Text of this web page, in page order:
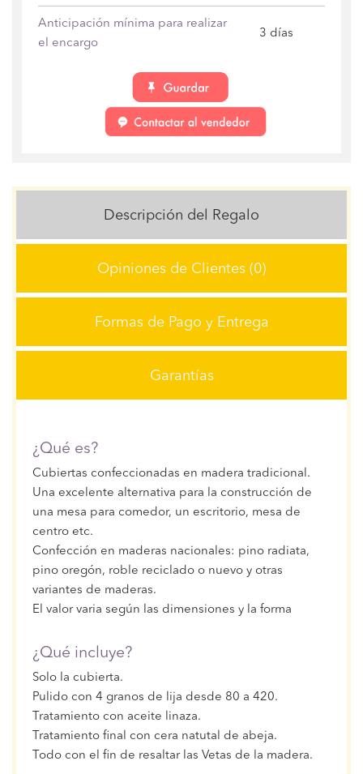
Anticipación mínima para realizar
el encargo
3 días
Descripción del Regalo
Opiniones de Clientes (0)
Formas de Pago y Entrega
Garantías
¿Qué es?
Cubiertas confeccionadas en madera tradicional.
Una excelente alternativa para la construcción de
una mesa para comedor, un escritorio, mesa de
centro etc.
Confección en maderas nacionales: pino radiata,
pino oregón, roble reciclado o nuevo y otras
variantes de maderas.
El valor varia según las dimensiones y la forma
¿Qué incluye?
Solo la cubierta.
Pulido con 4 granos de lija desde 80 a 420.
Tratamiento con aceite linaza.
Tratamiento final con cera natutal de abeja.
Todo con el fin de resaltar las Vetas de la madera.